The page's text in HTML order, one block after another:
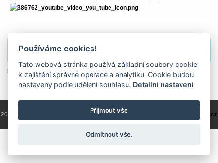
Obsah je přístupný pouze pro přihlášené uživatele.
přihlásit
2004 - 2026 © Copyright / programování a správa 2004 - 2026 PRO-WEB.cz
Používáme cookies!
Tato webová stránka používá základní soubory cookie
k zajištění správné operace a analytiku. Cookie budou
nastaveny podle udělení souhlasu. Detailní nastavení
Přijmout vše
Odmítnout vše.